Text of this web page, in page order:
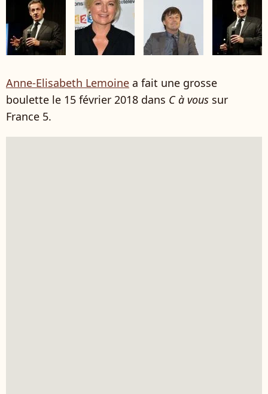
Anne-Elisabeth Lemoine a fait une grosse
boulette le 15 février 2018 dans C à vous sur
France 5.